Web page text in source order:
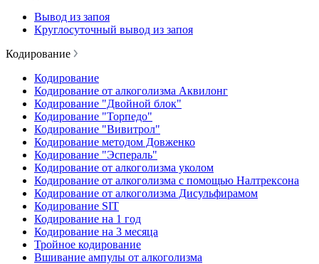
Вывод из запоя
Круглосуточный вывод из запоя
Кодирование
Кодирование
Кодирование от алкоголизма Аквилонг
Кодирование "Двойной блок"
Кодирование "Торпедо"
Кодирование "Вивитрол"
Кодирование методом Довженко
Кодирование "Эспераль"
Кодирование от алкоголизма уколом
Кодирование от алкоголизма с помощью Налтрексона
Кодирование от алкоголизма Дисульфирамом
Кодирование SIT
Кодирование на 1 год
Кодирование на 3 месяца
Тройное кодирование
Вшивание ампулы от алкоголизма